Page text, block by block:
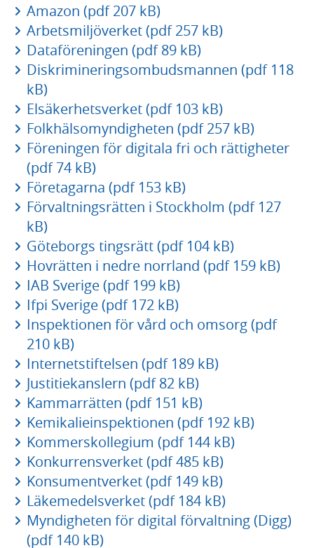
Amazon (pdf 207 kB)
Arbetsmiljöverket (pdf 257 kB)
Dataföreningen (pdf 89 kB)
Diskrimineringsombudsmannen (pdf 118
kB)
Elsäkerhetsverket (pdf 103 kB)
Folkhälsomyndigheten (pdf 257 kB)
Föreningen för digitala fri och rättigheter
(pdf 74 kB)
Företagarna (pdf 153 kB)
Förvaltningsrätten i Stockholm (pdf 127
kB)
Göteborgs tingsrätt (pdf 104 kB)
Hovrätten i nedre norrland (pdf 159 kB)
IAB Sverige (pdf 199 kB)
Ifpi Sverige (pdf 172 kB)
Inspektionen för vård och omsorg (pdf
210 kB)
Internetstiftelsen (pdf 189 kB)
Justitiekanslern (pdf 82 kB)
Kammarrätten (pdf 151 kB)
Kemikalieinspektionen (pdf 192 kB)
Kommerskollegium (pdf 144 kB)
Konkurrensverket (pdf 485 kB)
Konsumentverket (pdf 149 kB)
Läkemedelsverket (pdf 184 kB)
Myndigheten för digital förvaltning (Digg)
(pdf 140 kB)